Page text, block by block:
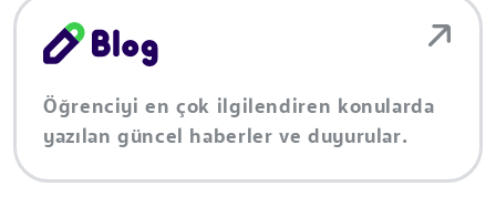
Öğrenciyi en çok ilgilendiren konularda
yazılan güncel haberler ve duyurular.